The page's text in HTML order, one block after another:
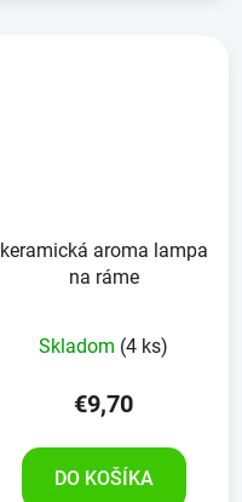
keramická aroma lampa
na ráme
Skladom (4 ks)
€9,70
DO KOŠÍKA